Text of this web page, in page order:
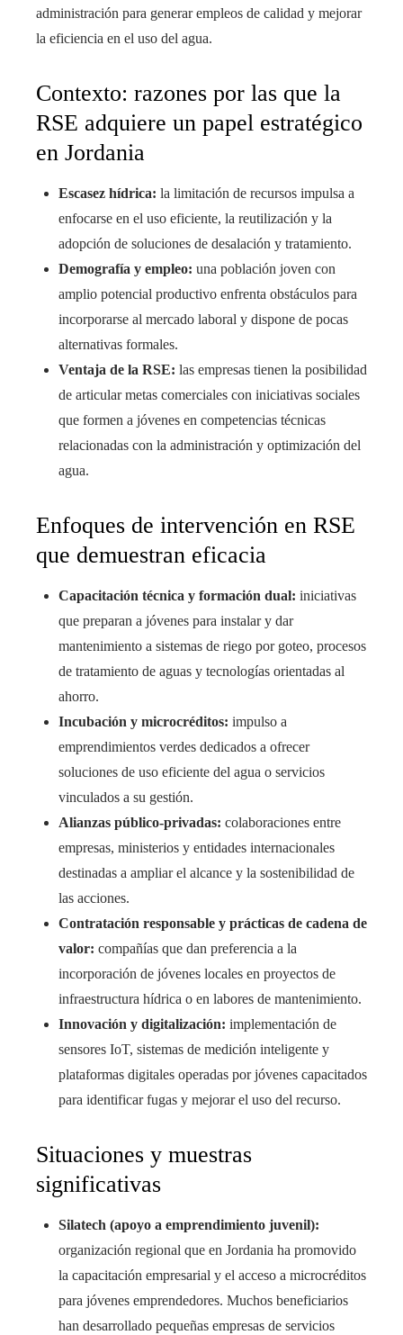
administración para generar empleos de calidad y mejorar
la eficiencia en el uso del agua.
Contexto: razones por las que la
RSE adquiere un papel estratégico
en Jordania
Escasez hídrica: la limitación de recursos impulsa a
enfocarse en el uso eficiente, la reutilización y la
adopción de soluciones de desalación y tratamiento.
Demografía y empleo: una población joven con
amplio potencial productivo enfrenta obstáculos para
incorporarse al mercado laboral y dispone de pocas
alternativas formales.
Ventaja de la RSE: las empresas tienen la posibilidad
de articular metas comerciales con iniciativas sociales
que formen a jóvenes en competencias técnicas
relacionadas con la administración y optimización del
agua.
Enfoques de intervención en RSE
que demuestran eficacia
Capacitación técnica y formación dual: iniciativas
que preparan a jóvenes para instalar y dar
mantenimiento a sistemas de riego por goteo, procesos
de tratamiento de aguas y tecnologías orientadas al
ahorro.
Incubación y microcréditos: impulso a
emprendimientos verdes dedicados a ofrecer
soluciones de uso eficiente del agua o servicios
vinculados a su gestión.
Alianzas público-privadas: colaboraciones entre
empresas, ministerios y entidades internacionales
destinadas a ampliar el alcance y la sostenibilidad de
las acciones.
Contratación responsable y prácticas de cadena de
valor: compañías que dan preferencia a la
incorporación de jóvenes locales en proyectos de
infraestructura hídrica o en labores de mantenimiento.
Innovación y digitalización: implementación de
sensores IoT, sistemas de medición inteligente y
plataformas digitales operadas por jóvenes capacitados
para identificar fugas y mejorar el uso del recurso.
Situaciones y muestras
significativas
Silatech (apoyo a emprendimiento juvenil):
organización regional que en Jordania ha promovido
la capacitación empresarial y el acceso a microcréditos
para jóvenes emprendedores. Muchos beneficiarios
han desarrollado pequeñas empresas de servicios